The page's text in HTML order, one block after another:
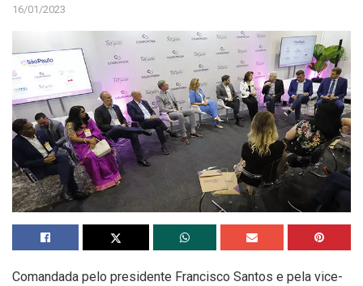
16/01/2023
Comandada pelo presidente Francisco Santos e pela vice-